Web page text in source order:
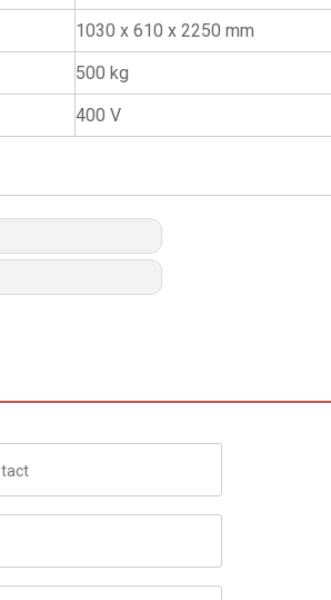
1030 x 610 x 2250 mm
500 kg
400 V